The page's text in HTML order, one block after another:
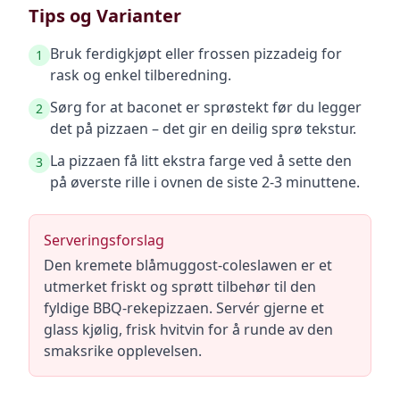
Tips og Varianter
1
Bruk ferdigkjøpt eller frossen pizzadeig for
rask og enkel tilberedning.
2 Sørg for at baconet er sprøstekt før du legger
det på pizzaen – det gir en deilig sprø tekstur.
3 La pizzaen få litt ekstra farge ved å sette den
på øverste rille i ovnen de siste 2-3 minuttene.
Serveringsforslag
Den kremete blåmuggost-coleslawen er et
utmerket friskt og sprøtt tilbehør til den
fyldige BBQ-rekepizzaen. Servér gjerne et
glass kjølig, frisk hvitvin for å runde av den
smaksrike opplevelsen.